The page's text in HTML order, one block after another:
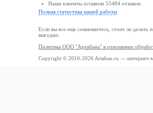
Наши клиенты оставили 55484 отзывов.
Полная статистика нашей работы
Если вы все еще сомневаетесь, стоит ли делать
выгодно.
Политика ООО "Артабана" в отношении
Copyright © 2010-2026 Artaban.ru — интернет-